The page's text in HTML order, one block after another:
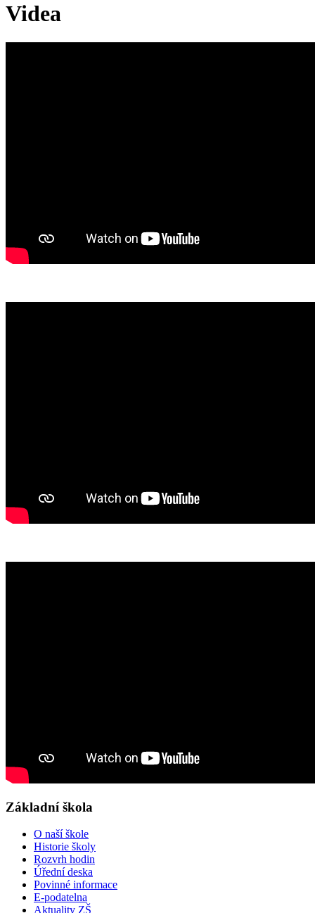
Videa
Základní škola
O naší škole
Historie školy
Rozvrh hodin
Úřední deska
Povinné informace
E-podatelna
Aktuality ZŠ